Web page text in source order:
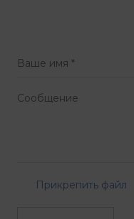
Прикрепить файл